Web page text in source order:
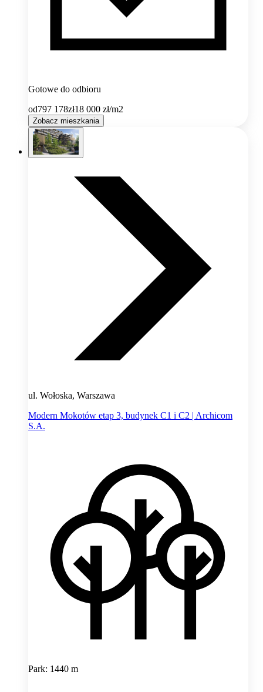
Gotowe do odbioru
od797 178zł18 000 zł/m2
Zobacz mieszkania
ul. Wołoska, Warszawa
Modern Mokotów etap 3, budynek C1 i C2 | Archicom
S.A.
Park: 1440 m